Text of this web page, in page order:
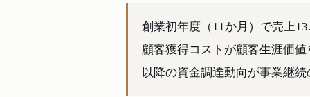
創業初年度（11か月）で売上
顧客獲得コストが顧客生涯価
以降の資金調達動向が事業継